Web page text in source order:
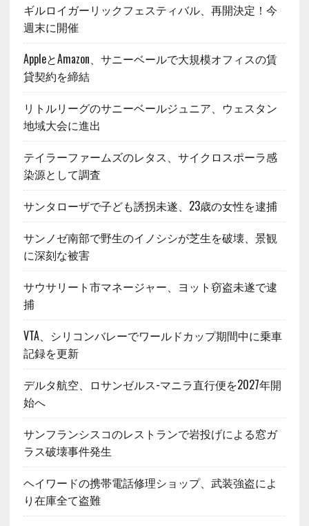
ギルロイガーリックフェスティバル、再開決定！今
週末に開催
AppleとAmazon、サニーベールで大規模オフィスの賃
貸契約を締結
リトルリーグのサニーベールジュニア、ウェスタン
地域大会に進出
テイラーファームズのレタス、サイクロスポーラ感
染源として調査
サンタローザで子ども誘拐未遂、23歳の女性を逮捕
サンノゼ南部で野生のイノシシが芝生を破壊、景観
に深刻な被害
サウサリート市マネージャー、ヨット窃盗未遂で逮
捕
VTA、シリコンバレーでワールドカップ期間中に乗車
記録を更新
デルタ航空、ロサンゼルス-マニラ直行便を2027年開
始へ
サンフランシスコのレストランで岩投げによる窓ガ
ラス破壊事件発生
ヘイワードの携帯電話修理ショップ、武装強盗によ
り在庫全て盗難